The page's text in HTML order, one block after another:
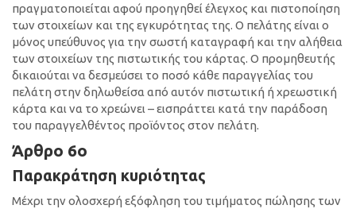
πραγματοποιείται αφού προηγηθεί έλεγχος και πιστοποίηση
των στοιχείων και της εγκυρότητας της. Ο πελάτης είναι ο
μόνος υπεύθυνος για την σωστή καταγραφή και την αλήθεια
των στοιχείων της πιστωτικής του κάρτας. Ο προμηθευτής
δικαιούται να δεσμεύσει το ποσό κάθε παραγγελίας του
πελάτη στην δηλωθείσα από αυτόν πιστωτική ή χρεωστική
κάρτα και να το χρεώνει – εισπράττει κατά την παράδοση
του παραγγελθέντος προϊόντος στον πελάτη.
Άρθρο 6ο
Παρακράτηση κυριότητας
Μέχρι την ολοσχερή εξόφληση του τιμήματος πώλησης των